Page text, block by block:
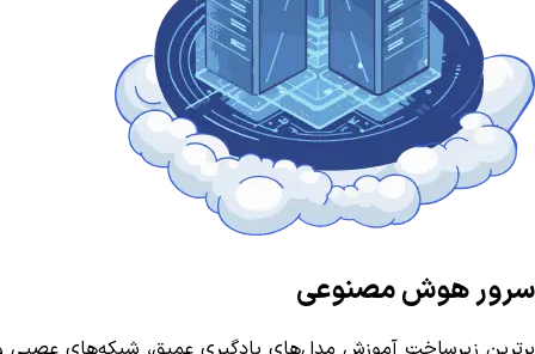
سرور هوش مصنوعی